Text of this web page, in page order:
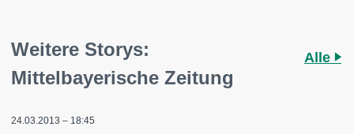
Weitere Storys:
Mittelbayerische Zeitung
Alle
24.03.2013 – 18:45